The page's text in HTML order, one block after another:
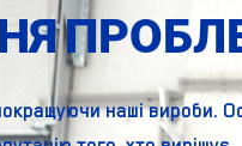
наші вироби.